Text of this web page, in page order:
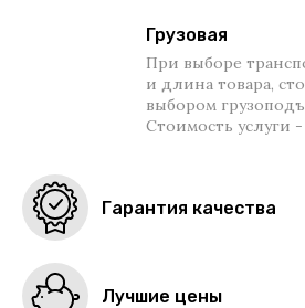
Грузовая
При выборе
и длина товара,
выбором
Стоимость услуги -
Гарантия качества
Лучшие цены